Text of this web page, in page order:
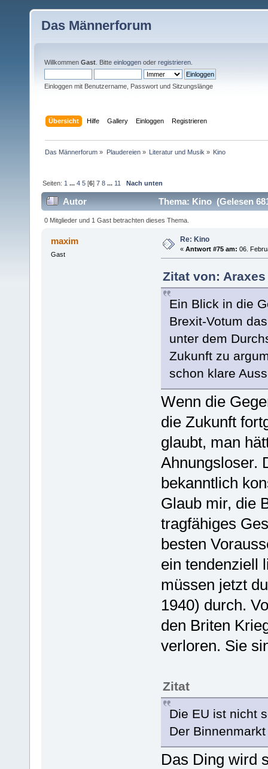
Das Männerforum
Willkommen Gast . Bitte einloggen oder registrieren
Einloggen mit Benutzername, Passwort und Sitzungslänge
Übersicht Hilfe Gallery Einloggen Registrieren
Das Männerforum » Plaudereien» Literatur und Musik » Kino
Seiten: 1 ...4 5 [6]7 8 ... 11 Nach unten
Autor Thema: Kino (Gelesen
0 Mitglieder und 1 Gast betrachten dieses Thema.
maxim
Gast
Re: Kino
« Antwort #75 am: 06.
Zitat von: Araxes
Ein Blick in die
Brexit-Votum
unter dem
Zukunft zu
schon klare
Wenn die
die Zukunft
glaubt, man
Ahnungsloser.
bekanntlich
Glaub mir, die
tragfähiges
besten
ein tendenziell
müssen jetzt
1940) durch.
den Briten
verloren. Sie
Zitat
Die EU ist nicht
Der
Das Ding wird